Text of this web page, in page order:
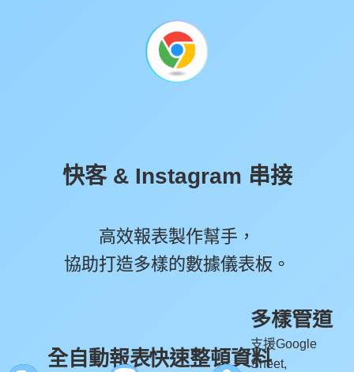
快客 & Instagram 串接
高效報表製作幫手，
協助打造多樣的數據儀表板。
全自動報表快速整頓資料
多樣管道
支援Google
Sheet,